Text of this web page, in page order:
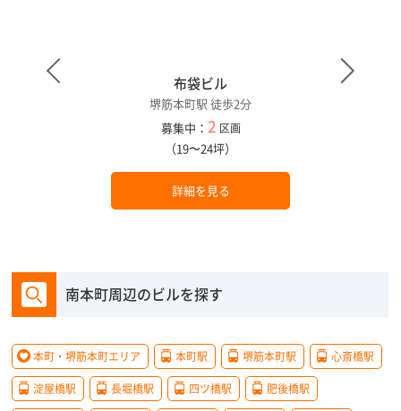
布袋ビル
堺筋本町駅 徒歩2分
募集中： 2 区画
（19〜24坪）
詳細を見る
南本町周辺のビルを探す
本町・堺筋本町エリア 本町駅 堺筋本町駅 心斎橋駅
淀屋橋駅 長堀橋駅 四ツ橋駅 肥後橋駅